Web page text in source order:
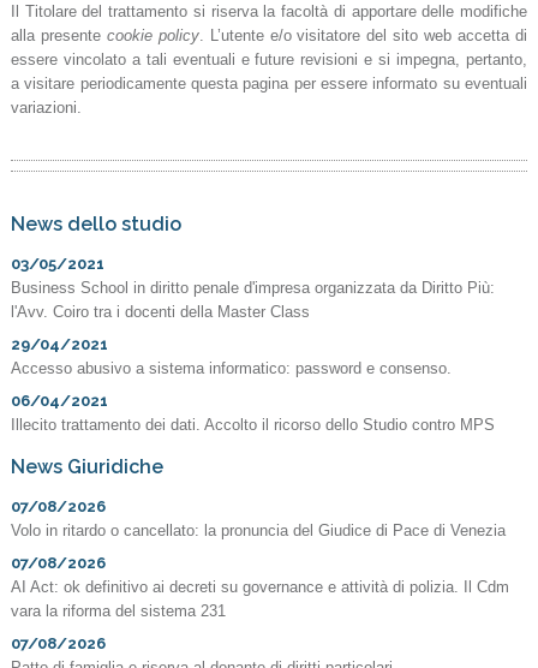
Il Titolare del trattamento si riserva la facoltà di apportare delle modifiche
alla presente cookie policy. L’utente e/o visitatore del sito web accetta di
essere vincolato a tali eventuali e future revisioni e si impegna, pertanto,
a visitare periodicamente questa pagina per essere informato su eventuali
variazioni.
News dello studio
03/05/2021
Business School in diritto penale d'impresa organizzata da Diritto Più:
l'Avv. Coiro tra i docenti della Master Class
29/04/2021
Accesso abusivo a sistema informatico: password e consenso.
06/04/2021
Illecito trattamento dei dati. Accolto il ricorso dello Studio contro MPS
News Giuridiche
07/08/2026
Volo in ritardo o cancellato: la pronuncia del Giudice di Pace di Venezia
07/08/2026
AI Act: ok definitivo ai decreti su governance e attività di polizia. Il Cdm
vara la riforma del sistema 231
07/08/2026